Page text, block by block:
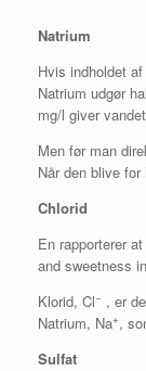
Natrium
Hvis indholdet
Natrium udgør
mg/l giver
Men før man
Når den blive
Chlorid
En rapporterer
and sweetness
Klorid, Cl− , er
Natrium, Na+,
Sulfat